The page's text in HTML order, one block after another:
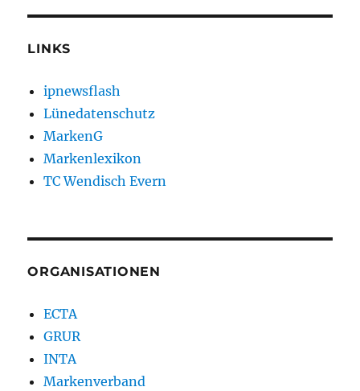
LINKS
ipnewsflash
Lünedatenschutz
MarkenG
Markenlexikon
TC Wendisch Evern
ORGANISATIONEN
ECTA
GRUR
INTA
Markenverband